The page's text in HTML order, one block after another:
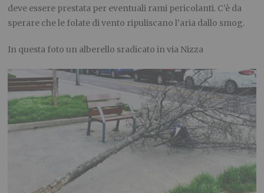
deve essere prestata per eventuali rami pericolanti. C’è da
sperare che le folate di vento ripuliscano l’aria dallo smog.
In questa foto un alberello sradicato in via Nizza